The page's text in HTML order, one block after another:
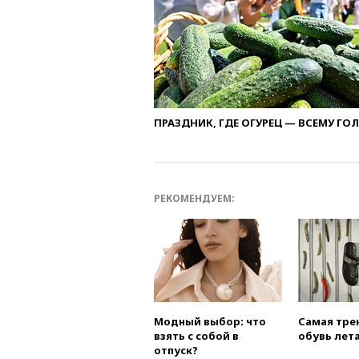
ПРАЗДНИК, ГДЕ ОГУРЕЦ — ВСЕМУ
РЕКОМЕНДУЕМ:
Модный выбор: что
взять с собой в
отпуск?
Самая
обувь